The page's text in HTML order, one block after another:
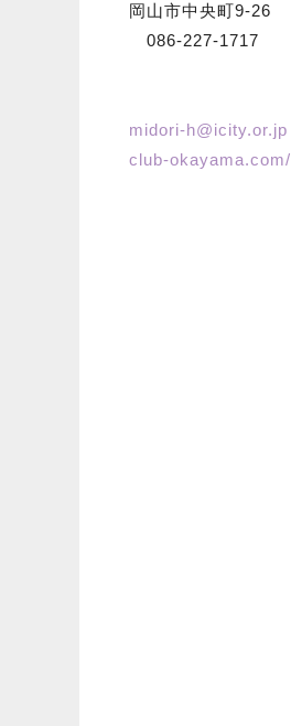
岡山市中央町9-26
086-227-1717
midori-h@icity.or.jp
club-okayama.com/